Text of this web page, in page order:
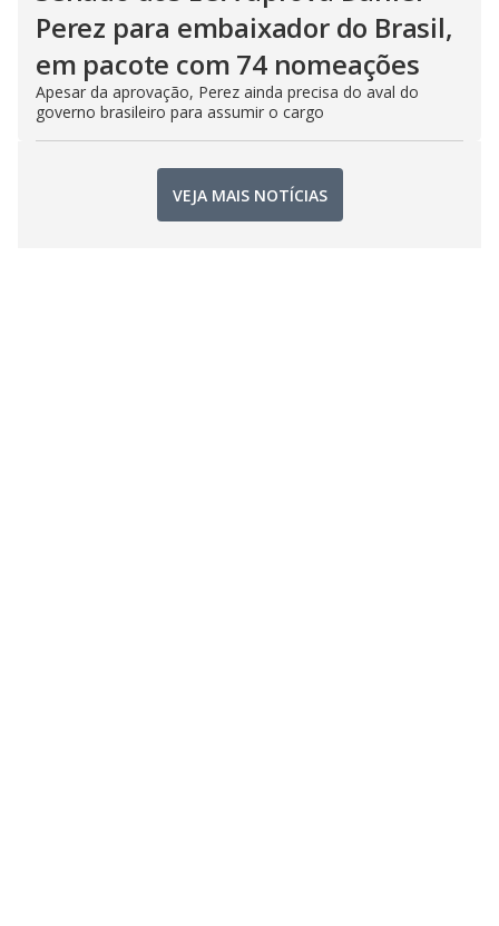
Perez para embaixador do Brasil,
em pacote com 74 nomeações
Apesar da aprovação, Perez ainda precisa do aval do
governo brasileiro para assumir o cargo
VEJA MAIS NOTÍCIAS